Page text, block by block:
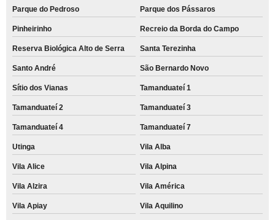
Parque do Pedroso Parque dos Pássaros
Pinheirinho Recreio da Borda do Campo
Reserva Biológica Alto de Serra Santa Terezinha
Santo André São Bernardo Novo
Sítio dos Vianas Tamanduateí 1
Tamanduateí 2 Tamanduateí 3
Tamanduateí 4 Tamanduateí 7
Utinga Vila Alba
Vila Alice Vila Alpina
Vila Alzira Vila América
Vila Apiay Vila Aquilino